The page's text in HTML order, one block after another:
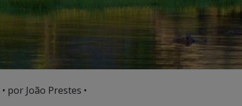
• por João Prestes •